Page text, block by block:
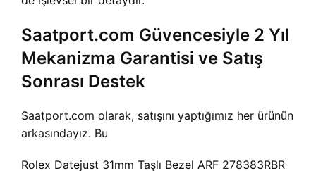
Saatport.com Güvencesiyle 2 Yıl
Mekanizma Garantisi ve Satış
Sonrası Destek
Saatport.com olarak, satışını yaptığımız her ürünün
arkasındayız. Bu
Rolex Datejust 31mm Taşlı Bezel ARF 278383RBR